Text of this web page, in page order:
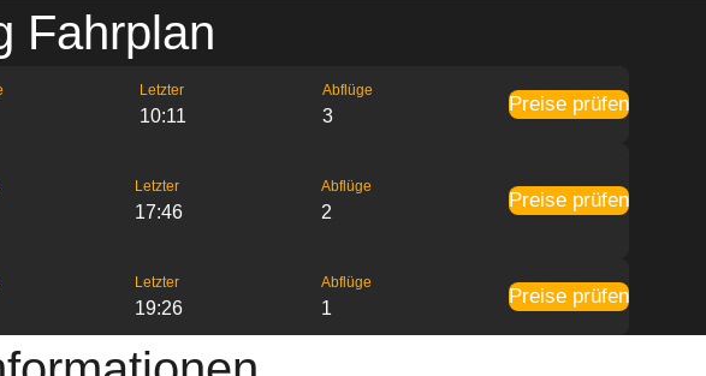
Fahrplan
Letzter
10:11
Abflüge
3
Preise prüfen
Letzter
17:46
Abflüge
2
Preise prüfen
Letzter
19:26
Abflüge
1
Preise prüfen